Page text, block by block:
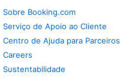
Sobre Booking.com
Serviço de Apoio ao Cliente
Centro de Ajuda para Parceiros
Careers
Sustentabilidade